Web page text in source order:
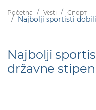
Početna Vesti Спорт
Najbolji sportisti
Najbolji
državne